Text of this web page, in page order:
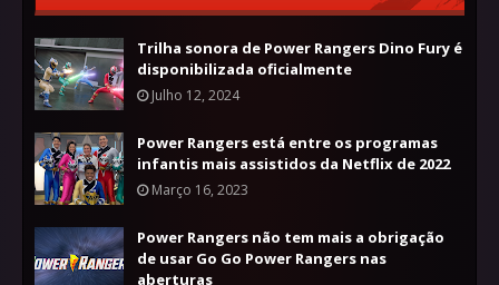
Trilha sonora de Power Rangers Dino Fury é
disponibilizada oficialmente
Julho 12, 2024
Power Rangers está entre os programas
infantis mais assistidos da Netflix de 2022
Março 16, 2023
Power Rangers não tem mais a obrigação
de usar Go Go Power Rangers nas
aberturas